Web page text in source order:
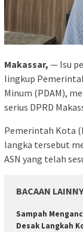
Makassar, — Isu
lingkup
Minum (PDAM),
serius DPRD
Pemerintah Kota
langka tersebut
ASN yang telah
BACAAN
Sampah
Desak Langkah